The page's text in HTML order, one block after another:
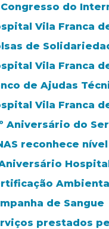
Congresso do
Vila Franca
de
Vila Franca
de Ajudas
Vila Franca
Aniversário do
reconhece
Aniversário
de Sangue
prestados